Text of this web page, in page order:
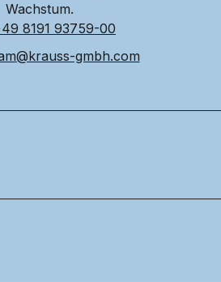
Wachstum.
8191 93759-00
gmbh.com